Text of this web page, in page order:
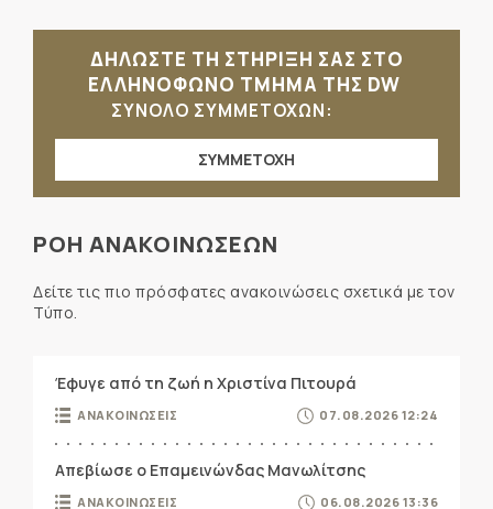
ΔΗΛΩΣΤΕ ΤΗ ΣΤΗΡΙΞΗ ΣΑΣ ΣΤΟ
ΕΛΛΗΝΟΦΩΝΟ ΤΜΗΜΑ ΤΗΣ DW
ΣΥΝΟΛΟ ΣΥΜΜΕΤΟΧΩΝ:
ΣΥΜΜΕΤΟΧΗ
ΡΟΗ ΑΝΑΚΟΙΝΩΣΕΩΝ
Δείτε τις πιο πρόσφατες ανακοινώσεις σχετικά με τον
Τύπο.
Έφυγε από τη ζωή η Χριστίνα Πιτουρά
ΑΝΑΚΟΙΝΩΣΕΙΣ 07.08.2026 12:24
Απεβίωσε ο Επαμεινώνδας Μανωλίτσης
ΑΝΑΚΟΙΝΩΣΕΙΣ 06.08.2026 13:36